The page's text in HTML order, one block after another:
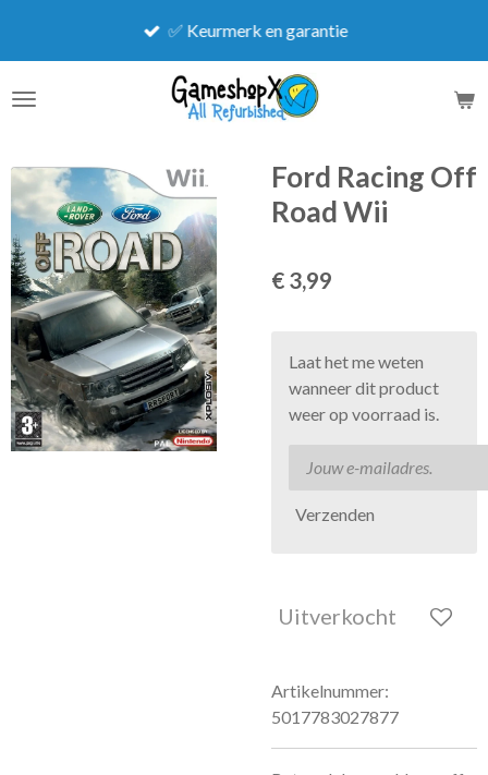
de
✅ Keurmerk en garantie
Ford Racing Off
Road Wii
€ 3,99
Laat het me weten
wanneer dit product
weer op voorraad is.
Verzenden
Uitverkocht
Artikelnummer:
5017783027877